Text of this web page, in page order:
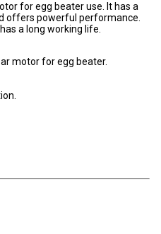
for egg beater use. It has a
offers powerful performance.
a long working life.
motor for egg beater.